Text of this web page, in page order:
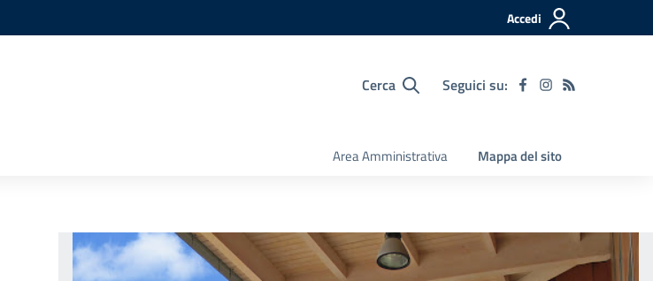
Accedi
Cerca Seguici su:
Area Amministrativa Mappa del sito